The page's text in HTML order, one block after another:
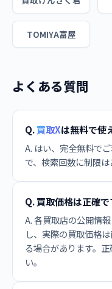
TOMIYA富屋
よくある質問
Q.買取Xは無料で使
A. はい、完全無料で
で、検索回数に制限は
Q. 買取価格は正確で
A. 各買取店の公開情
し、実際の買取価格
る場合があります。
い。